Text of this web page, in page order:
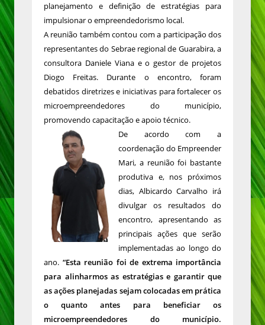
planejamento e definição de estratégias para
impulsionar o empreendedorismo local.
A reunião também contou com a participação dos
representantes do Sebrae regional de Guarabira, a
consultora Daniele Viana e o gestor de projetos
Diogo Freitas. Durante o encontro, foram
debatidos diretrizes e iniciativas para fortalecer os
microempreendedores do município,
promovendo capacitação e apoio técnico.
De acordo com a
coordenação do Empreender
Mari, a reunião foi bastante
produtiva e, nos próximos
dias, Albicardo Carvalho irá
divulgar os resultados do
encontro, apresentando as
principais ações que serão
implementadas ao longo do
ano. “Esta reunião foi de extrema importância
para alinharmos as estratégias e garantir que
as ações planejadas sejam colocadas em prática
o quanto antes para beneficiar os
microempreendedores do município.